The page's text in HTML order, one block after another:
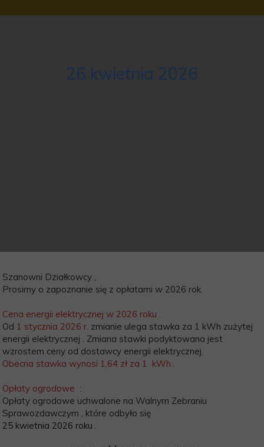
26 kwietnia 2026
Szanowni Działkowcy ,
Prosimy o zapoznanie się z opłatami w 2026 rok.
Cena energii elektrycznej w 2026 roku .
Od 1 stycznia 2026 r. zmianie ulega stawka za 1 kWh zużytej
energii elektrycznej . Zmiana stawki podyktowana jest
wzrostem ceny od dostawcy energii elektrycznej.
Obecna stawka wynosi 1,64 zł za 1 kWh .
Opłaty ogrodowe :
Opłaty ogrodowe uchwalone na Walnym Zebraniu
Sprawozdawczym , które odbyło się
25 kwietnia 2026 roku .